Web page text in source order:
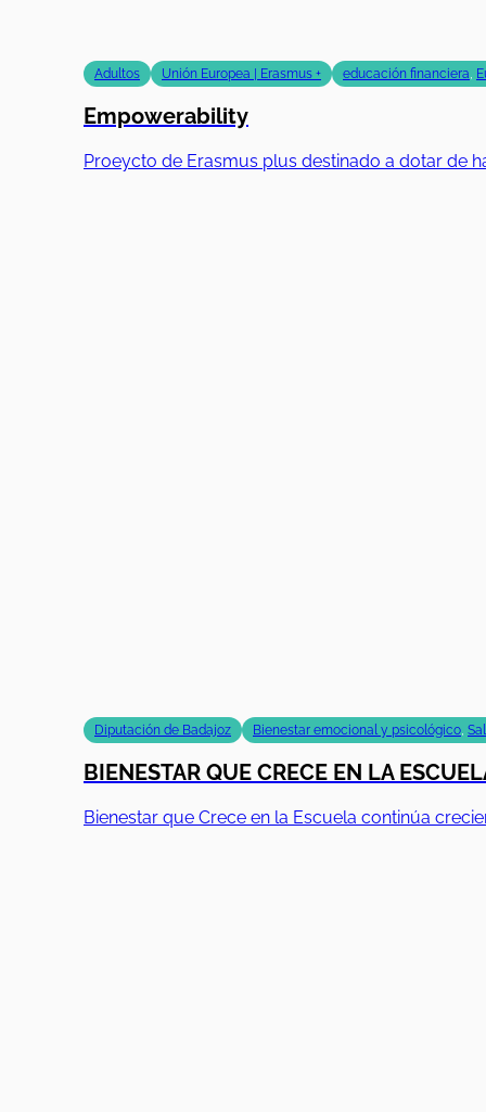
Adultos Unión Europea | Erasmus + educación financiera,
Empowerability
Proeycto de Erasmus plus destinado a dotar de
Diputación de Badajoz Bienestar emocional y psicológico,
BIENESTAR QUE CRECE EN LA
Bienestar que Crece en la Escuela continúa